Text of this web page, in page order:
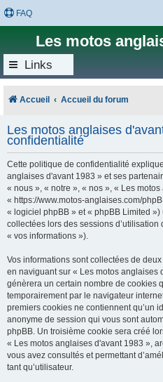
FAQ
Les motos
Links
Accueil Accueil du forum
Les motos anglaises
confidentialité
Cette politique de confidentialité
anglaises d'avant 1983 » et ses
« nous », « notre », « nos », « Les
« https://www.motos-anglaises.com/
« logiciel phpBB » et « phpBB Limited
collectées lors des sessions
« vos informations »).
Vos informations sont collectées de
en naviguant sur « Les motos anglaises
génèrera un certain nombre de cookies
temporairement par le navigateur
premiers cookies ne contiennent qu’un
anonyme de session qui vous sont
phpBB. Un troisième cookie sera créé
« Les motos anglaises d'avant 1983 »,
vous avez consultés et permettant
tant qu’utilisateur.